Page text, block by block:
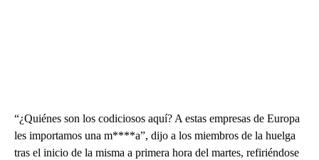
“¿Quiénes son los codiciosos aquí? A estas empresas de Europa
les importamos una m****a”, dijo a los miembros de la huelga
tras el inicio de la misma a primera hora del martes, refiriéndose